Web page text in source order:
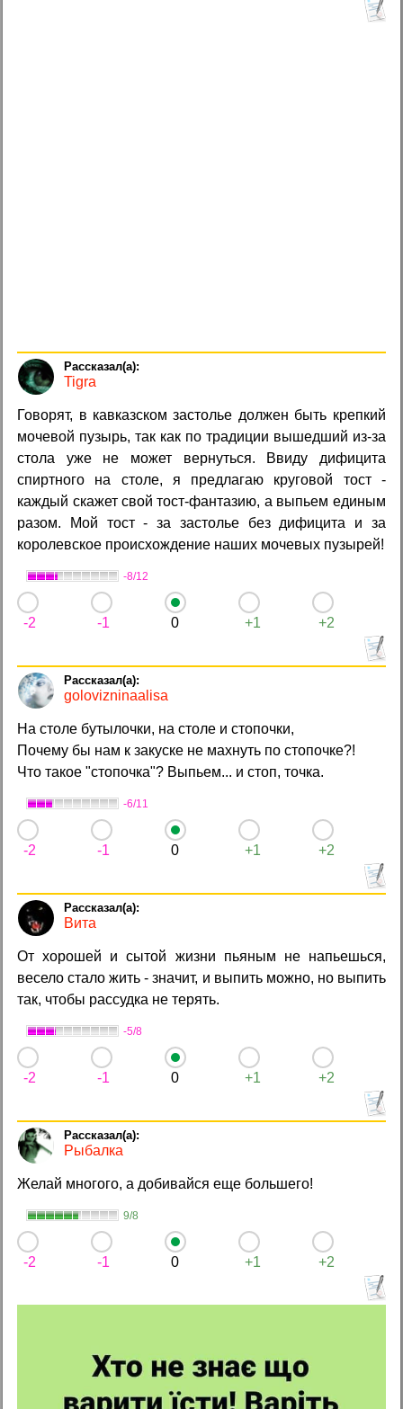
Tigra
Говорят, в кавказском застолье должен быть крепкий
мочевой пузырь, так как по традиции вышедший из-за
стола уже не может вернуться. Ввиду дифицита
спиртного на столе, я предлагаю круговой тост -
каждый скажет свой тост-фантазию, а выпьем единым
разом. Мой тост - за застолье без дифицита и за
королевское происхождение наших мочевых пузырей!
-8/12
-2 -1 0 +1 +2
golovizninaalisa
На столе бутылочки, на столе и стопочки,
Почему бы нам к закуске не махнуть по стопочке?!
Что такое "стопочка"? Выпьем... и стоп, точка.
-6/11
-2 -1 0 +1 +2
Вита
От хорошей и сытой жизни пьяным не напьешься,
весело стало жить - значит, и выпить можно, но выпить
так, чтобы рассудка не терять.
-5/8
-2 -1 0 +1 +2
Рыбалка
Желай многого, а добивайся еще большего!
9/8
-2 -1 0 +1 +2